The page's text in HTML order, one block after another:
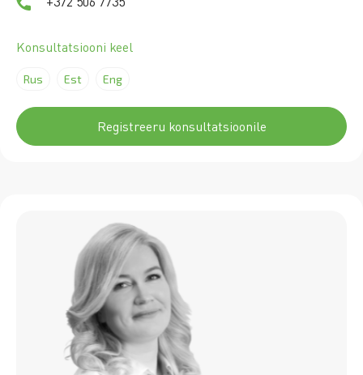
Registreeru konsultatsioonile
Konsultatsiooni keel
Rus Est Eng